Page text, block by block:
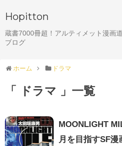
Hopitton
蔵書7000冊超！アルティメット漫画
ブログ
ホーム ドラマ
「 ドラマ 」一覧
MOONLIGHT
月を目指すSF漫